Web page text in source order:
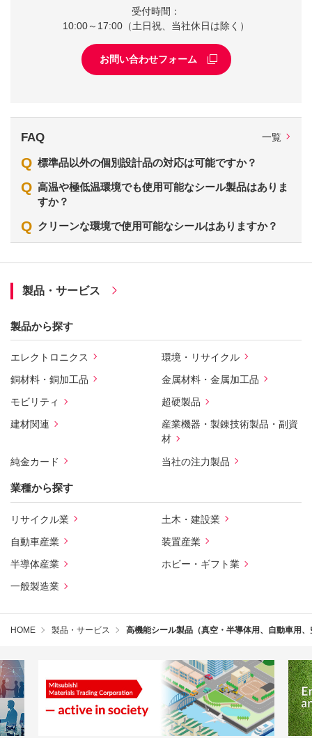
受付時間：
10:00～17:00（土日祝、当社休日は除く）
お問い合わせフォーム
FAQ 一覧
Q 標準品以外の個別設計品の対応は可能ですか？
Q 高温や極低温環境でも使用可能なシール製品はありま
すか？
Q クリーンな環境で使用可能なシールはありますか？
製品・サービス
製品から探す
エレクトロニクス 環境・リサイクル
銅材料・銅加工品 金属材料・金属加工品
モビリティ 超硬製品
建材関連
産業機器・製錬技術製品・副資
材
純金カード 当社の注力製品
業種から探す
リサイクル業 土木・建設業
自動車産業 装置産業
半導体産業 ホビー・ギフト業
一般製造業
HOME 製品・サービス 高機能シール製品（真空・半導体用、自動車用